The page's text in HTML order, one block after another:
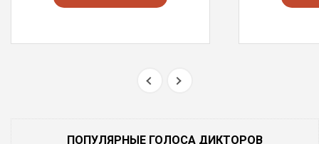
ПОПУЛЯРНЫЕ ГОЛОСА ДИКТОРОВ